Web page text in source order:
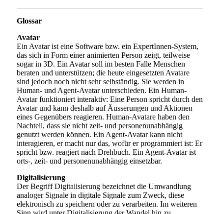
Glossar
Avatar
Ein Avatar ist eine Software bzw. ein ExpertInnen-System,
das sich in Form einer animierten Person zeigt, teilweise
sogar in 3D. Ein Avatar soll im besten Falle Menschen
beraten und unterstützen; die heute eingesetzten Avatare
sind jedoch noch nicht sehr selbständig. Sie werden in
Human- und Agent-Avatar unterschieden. Ein Human-
Avatar funktioniert interaktiv: Eine Person spricht durch den
Avatar und kann deshalb auf Äusserungen und Aktionen
eines Gegenübers reagieren. Human-Avatare haben den
Nachteil, dass sie nicht zeit- und personenunabhängig
genutzt werden können. Ein Agent-Avatar kann nicht
interagieren, er macht nur das, wofür er programmiert ist: Er
spricht bzw. reagiert nach Drehbuch. Ein Agent-Avatar ist
orts-, zeit- und personenunabhängig einsetzbar.
Digitalisierung
Der Begriff Digitalisierung bezeichnet die Umwandlung
analoger Signale in digitale Signale zum Zweck, diese
elektronisch zu speichern oder zu verarbeiten. Im weiteren